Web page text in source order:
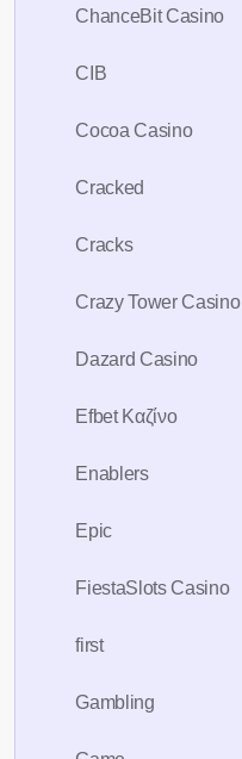
ChanceBit Casino
CIB
Cocoa Casino
Cracked
Cracks
Crazy Tower Сasino
Dazard Casino
Efbet Καζίνο
Enablers
Epic
FiestaSlots Casino
first
Gambling